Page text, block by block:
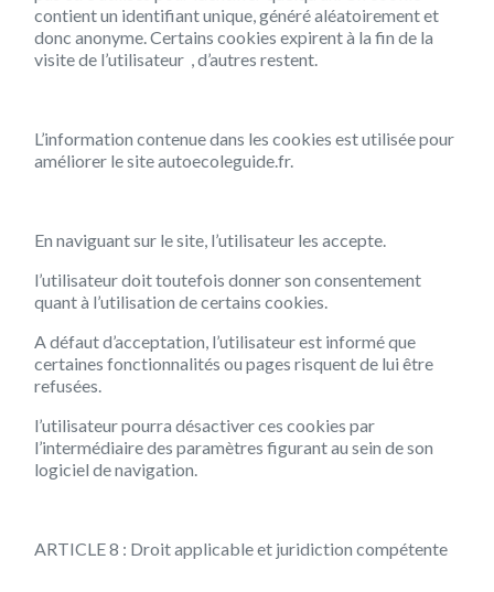
contient un identifiant unique, généré aléatoirement et
donc anonyme. Certains cookies expirent à la fin de la
visite de l’utilisateur , d’autres restent.
L’information contenue dans les cookies est utilisée pour
améliorer le site autoecoleguide.fr.
En naviguant sur le site, l’utilisateur les accepte.
l’utilisateur doit toutefois donner son consentement
quant à l’utilisation de certains cookies.
A défaut d’acceptation, l’utilisateur est informé que
certaines fonctionnalités ou pages risquent de lui être
refusées.
l’utilisateur pourra désactiver ces cookies par
l’intermédiaire des paramètres figurant au sein de son
logiciel de navigation.
ARTICLE 8 : Droit applicable et juridiction compétente